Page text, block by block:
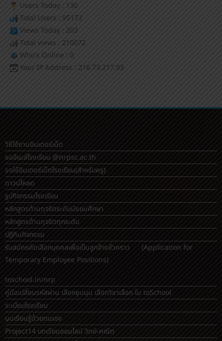
Users Today : 130
Total Users : 95173
Views Today : 203
Total views : 210072
Who's Online : 0
Your IP Address : 216.73.217.93
วิธีใช้งานอินเตอร์เน็ต
ขออีเมล์โรงเรียน @nrpsc.ac.th
ขอใช้อินเตอร์เน็ตโรงเรียน(สำหรับครู)
ดาวน์โหลด
รูปกิจกรรมโรงเรียน
หลักสูตรต้านทุจริตระดับมัธยมศึกษา
หลักสูตรต้านทุจริตทุกระดับ
ปฏิทินกิจกรรม
รับสมัครคัดเลือกบุคคลเพื่อเป็นลูกจ้างชั่วคราว (Application for
Temporary Employee Positions)
toschool.in/nrp
คู่มือเปลี่ยนรหัสผ่าน เลือกชุมนุม เลือกวิชาเลือก ใน toSchool
ระเบียบโรงเรียน
มุมเรียนรู้ด้วยตนเอง
Project14 บทเรียนออนไลน์ วิทย์-คณิต